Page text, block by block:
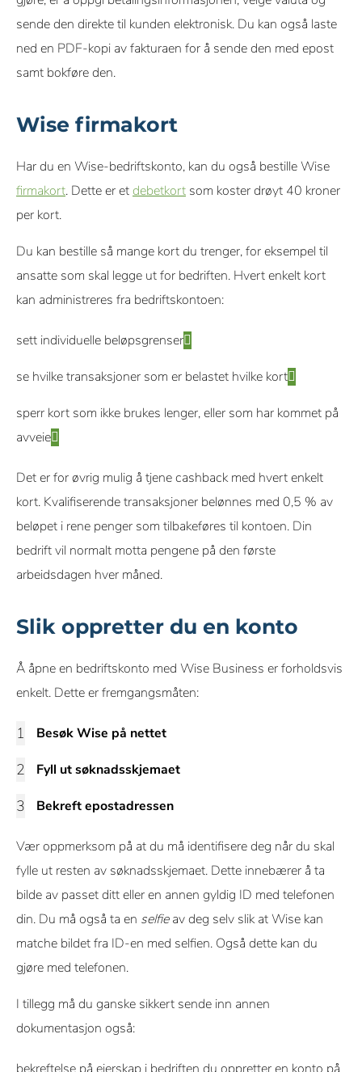
sende den direkte til kunden elektronisk. Du kan også laste
ned en PDF-kopi av fakturaen for å sende den med epost
samt bokføre den.
Wise firmakort
Har du en Wise-bedriftskonto, kan du også bestille Wise
firmakort. Dette er etdebetkort som koster drøyt 40 kroner
per kort.
Du kan bestille så mange kort du trenger, for eksempel til
ansatte som skal legge ut for bedriften. Hvert enkelt kort
kan administreres fra bedriftskontoen:
sett individuelle beløpsgrenser
se hvilke transaksjoner som er belastet hvilke kort
sperr kort som ikke brukes lenger, eller som har kommet på
avveie
Det er for øvrig mulig å tjene cashback med hvert enkelt
kort. Kvalifiserende transaksjoner belønnes med 0,5 % av
beløpet i rene penger som tilbakeføres til kontoen. Din
bedrift vil normalt motta pengene på den første
arbeidsdagen hver måned.
Slik oppretter du en konto
Å åpne en bedriftskonto med Wise Business er forholdsvis
enkelt. Dette er fremgangsmåten:
Besøk Wise på nettet
Fyll ut søknadsskjemaet
Bekreft epostadressen
Vær oppmerksom på at du må identifisere deg når du skal
fylle ut resten av søknadsskjemaet. Dette innebærer å ta
bilde av passet ditt eller en annen gyldig ID med telefonen
din. Du må også ta en selfieav deg selv slik at Wise kan
matche bildet fra ID-en med selfien. Også dette kan du
gjøre med telefonen.
I tillegg må du ganske sikkert sende inn annen
dokumentasjon også: